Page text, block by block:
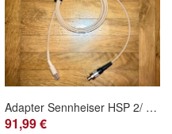
Adapter Sennheiser HSP 2/ HSP 4 auf Sennheiser SK 50/ SK 250/ SK-3063/ SK-5012/ EW-DX
91,99 €